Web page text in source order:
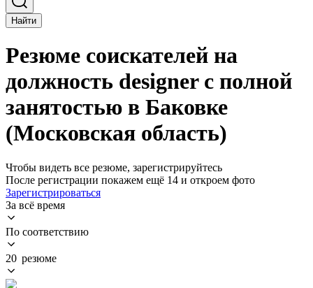
Найти
Резюме соискателей на
должность designer с полной
занятостью в Баковке
(Московская область)
Чтобы видеть все резюме, зарегистрируйтесь
После регистрации покажем ещё 14 и откроем фото
Зарегистрироваться
За всё время
По соответствию
20 резюме